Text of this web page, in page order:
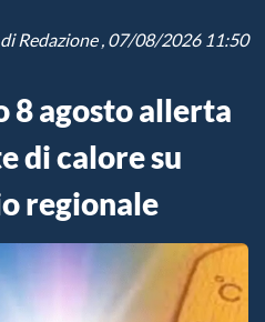
diRedazione, 07/08/2026 11:50
8 agosto allerta
di calore su
regionale